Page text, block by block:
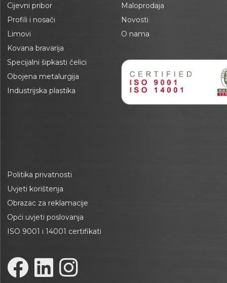
Cijevni pribor
Profili i nosači
Limovi
Kovana bravarija
Specijalni šipkasti čelici
Obojena metalurgija
Industrijska plastika
Maloprodaja
Novosti
O nama
Politika privatnosti
Uvjeti korištenja
Obrazac za reklamacije
Opći uvjeti poslovanja
ISO 9001 i 14001 certifikati